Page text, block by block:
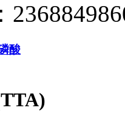
：
酸